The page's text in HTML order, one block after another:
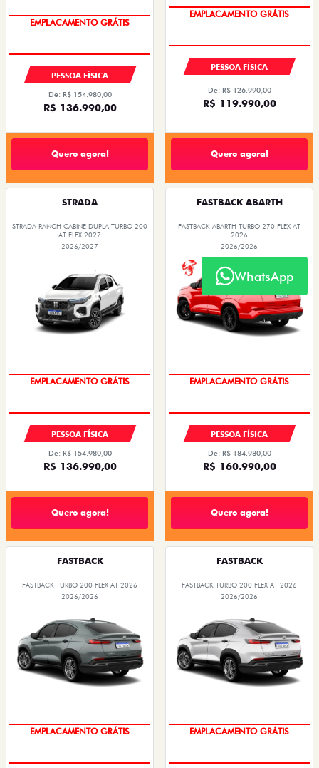
OPORTUNIDADE
PESSOA FÍSICA
De: R$ 154.980,00
R$ 136.990,00
Quero agora!
OPORTUNIDADE
PESSOA FÍSICA
De: R$ 126.990,00
R$ 119.990,00
Quero agora!
STRADA
STRADA RANCH CABINE DUPLA TURBO 200
AT FLEX 2027
2026/2027
OPORTUNIDADE
PESSOA FÍSICA
De: R$ 154.980,00
R$ 136.990,00
Quero agora!
FASTBACK ABARTH
FASTBACK ABARTH TURBO 270 FLEX AT
2026
2026/2026
OPORTUNIDADE
PESSOA FÍSICA
De: R$ 184.980,00
R$ 160.990,00
Quero agora!
FASTBACK
FASTBACK TURBO 200 FLEX AT 2026
2026/2026
OPORTUNIDADE
FASTBACK
FASTBACK TURBO 200 FLEX AT 2026
2026/2026
OPORTUNIDADE
WhatsApp